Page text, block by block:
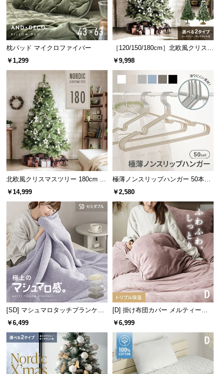
置
サ
ー
ビ
ス
に
て
搬
入
経
路
に
つ
い
返
品・
キ
ャ
ン
セ
ル
に
つ
い
て
保
証
枕パッド マイクロファイバー
￥1,299
［120/150/180cm］北欧風クリスマ
スツリー オーナメントセット
￥9,998
北欧風クリスマスツリー 180cm オ
ーナメントセット
￥14,999
極薄ノンスリップハンガー 50本セ
ット
￥2,580
[SD] マシュマロタッチブランケッ
ト
￥6,499
[D] 掛け布団カバー メルティータ
ッチ マイクロファイバー
￥6,999